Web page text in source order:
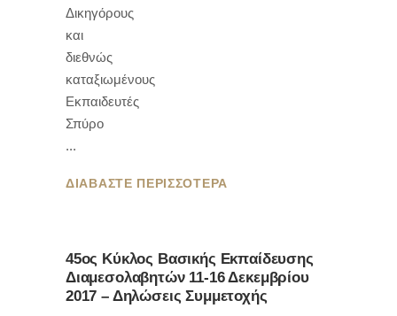
Δικηγόρους
και
διεθνώς
καταξιωμένους
Εκπαιδευτές
Σπύρο
ΔΙΑΒΑΣΤΕ ΠΕΡΙΣΣΟΤΕΡΑ
45ος Κύκλος Βασικής Εκπαίδευσης
Διαμεσολαβητών 11-16 Δεκεμβρίου
2017 – Δηλώσεις Συμμετοχής